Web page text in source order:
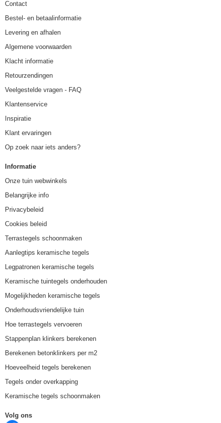
Contact
Bestel- en betaalinformatie
Levering en afhalen
Algemene voorwaarden
Klacht informatie
Retourzendingen
Veelgestelde vragen - FAQ
Klantenservice
Inspiratie
Klant ervaringen
Op zoek naar iets anders?
Informatie
Onze tuin webwinkels
Belangrijke info
Privacybeleid
Cookies beleid
Terrastegels schoonmaken
Aanlegtips keramische tegels
Legpatronen keramische tegels
Keramische tuintegels onderhouden
Mogelijkheden keramische tegels
Onderhoudsvriendelijke tuin
Hoe terrastegels vervoeren
Stappenplan klinkers berekenen
Berekenen betonklinkers per m2
Hoeveelheid tegels berekenen
Tegels onder overkapping
Keramische tegels schoonmaken
Volg ons